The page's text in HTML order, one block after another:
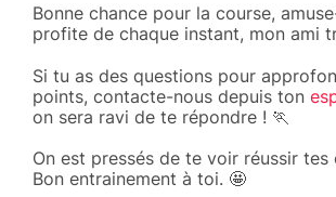
Bonne chance pour la course,
profite de chaque instant, mon ami
Si tu as des questions pour
points, contacte-nous depuis ton
on sera ravi de te répondre ! 🏃
On est pressés de te voir réussir tes
Bon entrainement à toi. 🤩